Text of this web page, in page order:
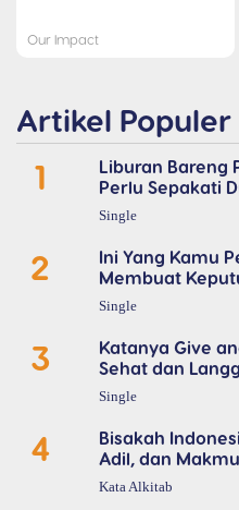
Our Impact
Artikel Populer
1
Liburan Bareng
Perlu Sepakati
Single
2
Ini Yang Kamu
Membuat
Single
3
Katanya Give
Sehat dan
Single
4
Bisakah
Adil, dan
Kata Alkitab